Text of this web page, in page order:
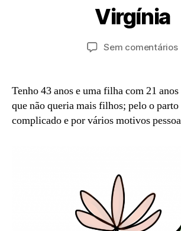
Virgínia
Autor
o
r
d
Data
u
b
o
0
2
Sem comentários
Tenho 43 anos e uma filha com 21 anos
que não queria mais filhos; pelo o
complicado e por vários motivos